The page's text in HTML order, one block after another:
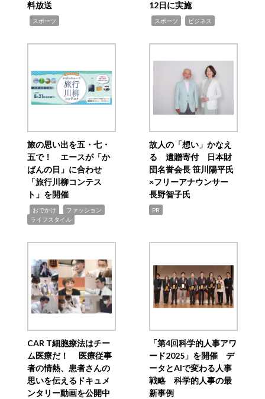
料放送
スポーツ
12日に実施
スポーツ ビジネス
旅の思い出を五・七・
五で！ エースが「か
ばんの日」に合わせ
「旅行川柳コンテス
ト」を開催
おでかけ ファッション
ライフスタイル
故人の「想い」かなえ
る 遺贈寄付 日本財
団名誉会長 笹川陽平氏
×フリーアナウンサー
長野智子氏
PR
CAR T細胞療法はチー
ム医療だ！ 医療従事
者の情熱、患者さんの
思いを伝えるドキュメ
ンタリー動画を公開中
「第4回科学的人事アワ
ード2025」を開催 デ
ータとAIで変わる人事
戦略 科学的人事の最
新事例